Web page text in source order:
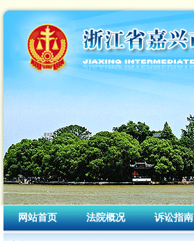
网站首页 法院概况 诉讼指南